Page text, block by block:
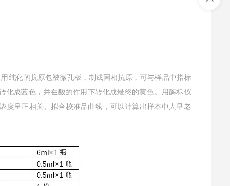
纯化的抗原包被微孔板，制成固相抗原，可与样品中指标
化成蓝色，并在酸的作用下转化成最终的黄色。用酶标仪
度呈正相关。拟合校准品曲线，可以计算出样本中 人早老